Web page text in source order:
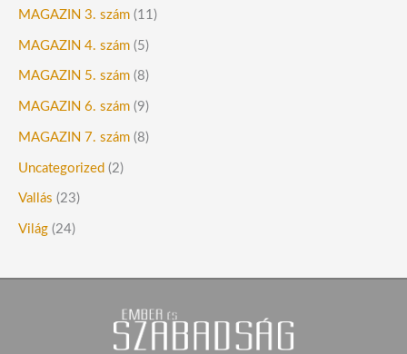
MAGAZIN 3. szám (11)
MAGAZIN 4. szám (5)
MAGAZIN 5. szám (8)
MAGAZIN 6. szám (9)
MAGAZIN 7. szám (8)
Uncategorized (2)
Vallás (23)
Világ (24)